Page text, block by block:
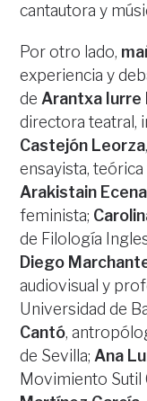
cantautora y
Por otro lado,
experiencia y
de Arantxa Iurre
directora teatral,
Castejón Leorza
ensayista,
Arakistain
feminista;
de Filología
Diego
audiovisual y
Universidad de
Cantó,
de Sevilla; Ana
Movimiento Sutil